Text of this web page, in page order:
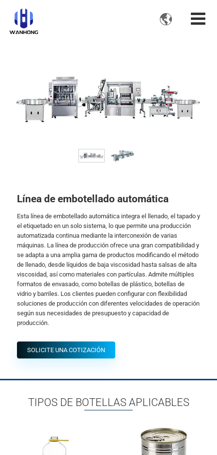

Línea de embotellado automática
Esta línea de embotellado automática integra el llenado, el tapado y
el etiquetado en un solo sistema, lo que permite una producción
automatizada continua mediante la interconexión de varias
máquinas. La línea de producción ofrece una gran compatibilidad y
se adapta a una amplia gama de productos modificando el método
de llenado, desde líquidos de baja viscosidad hasta salsas de alta
viscosidad, así como materiales con partículas. Admite múltiples
formatos de envasado, como botellas de plástico, botellas de
vidrio y barriles. Los clientes pueden configurar con flexibilidad
soluciones de producción con diferentes velocidades de operación
según sus necesidades de presupuesto y capacidad de
producción.
SOLICITE UNA COTIZACIÓN
TIPOS DE BOTELLAS APLICABLES